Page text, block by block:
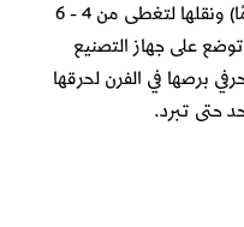
وتصفيتها في حوض آخر لمدة (15 يومًا) ونقلها لتغطى من 4 - 6
على جهاز التصنيع
برصها في الفرن لحرقها
حتى تبرد.